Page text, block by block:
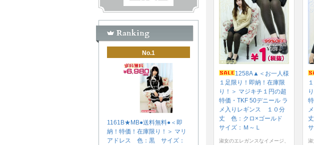
1258A▲＜お一人様
１足限り！即納！在庫限
り！＞ マジキチ１円の超
特価・TKF 50デニール ラ
メ入りレギンス １０分
丈 色：クロ×ゴールド
サイズ：Ｍ～Ｌ
淑女のエレガンスなイメージ、
淑
No.1
1161B★MB●送料無料●＜即
納！特価！在庫限り！＞ マリ
アドレス 色：黒 サイズ：